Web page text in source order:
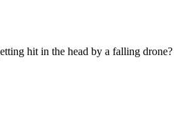
hit in the head by a falling drone?